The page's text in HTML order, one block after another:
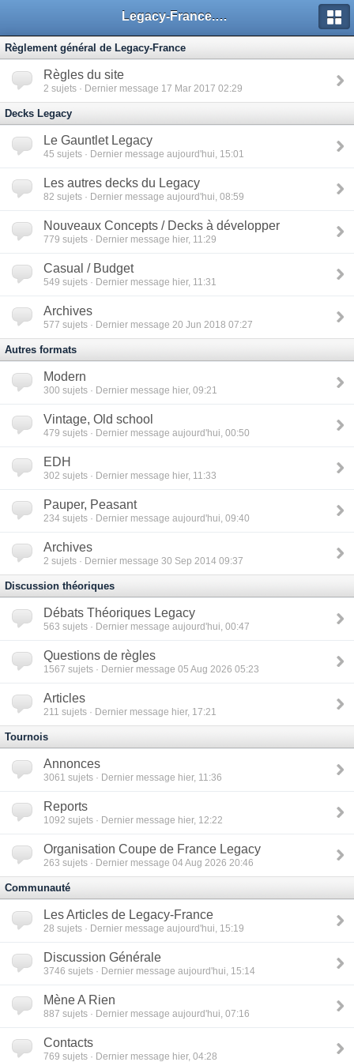
Legacy-France.org - Forum
Règlement général de Legacy-France
Règles du site
2 sujets · Dernier message 17 Mar 2017 02:29
Decks Legacy
Le Gauntlet Legacy
45 sujets · Dernier message aujourd'hui, 15:01
Les autres decks du Legacy
82 sujets · Dernier message aujourd'hui, 08:59
Nouveaux Concepts / Decks à développer
779 sujets · Dernier message hier, 11:29
Casual / Budget
549 sujets · Dernier message hier, 11:31
Archives
577 sujets · Dernier message 20 Jun 2018 07:27
Autres formats
Modern
300 sujets · Dernier message hier, 09:21
Vintage, Old school
479 sujets · Dernier message aujourd'hui, 00:50
EDH
302 sujets · Dernier message hier, 11:33
Pauper, Peasant
234 sujets · Dernier message aujourd'hui, 09:40
Archives
2 sujets · Dernier message 30 Sep 2014 09:37
Discussion théoriques
Débats Théoriques Legacy
563 sujets · Dernier message aujourd'hui, 00:47
Questions de règles
1567 sujets · Dernier message 05 Aug 2026 05:23
Articles
211 sujets · Dernier message hier, 17:21
Tournois
Annonces
3061 sujets · Dernier message hier, 11:36
Reports
1092 sujets · Dernier message hier, 12:22
Organisation Coupe de France Legacy
263 sujets · Dernier message 04 Aug 2026 20:46
Communauté
Les Articles de Legacy-France
28 sujets · Dernier message aujourd'hui, 15:19
Discussion Générale
3746 sujets · Dernier message aujourd'hui, 15:14
Mène A Rien
887 sujets · Dernier message aujourd'hui, 07:16
Contacts
769 sujets · Dernier message hier, 04:28